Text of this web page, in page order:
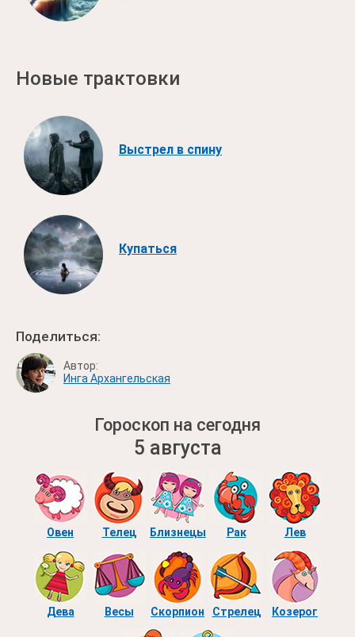
Новые трактовки
Выстрел в спину
Купаться
Поделиться:
Автор:
Инга Архангельская
Гороскоп на сегодня
5 августа
Овен Телец Близнецы Рак Лев
Дева Весы Скорпион Стрелец Козерог